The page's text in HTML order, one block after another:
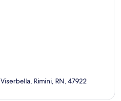
Rimini, RN, 47922